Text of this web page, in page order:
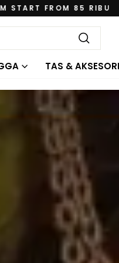
RIBU
Cari
TAS &